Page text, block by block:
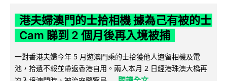
港夫婦澳門的士拾相機 據為己有被的士
Cam 睇到 2 個月後再入境被捕
一對香港夫婦今年 5 月遊澳門乘的士拾獲他人遺留相機及電
池，拾遺不報並帶返香港自用。兩人本月 2 日經港珠澳大橋再